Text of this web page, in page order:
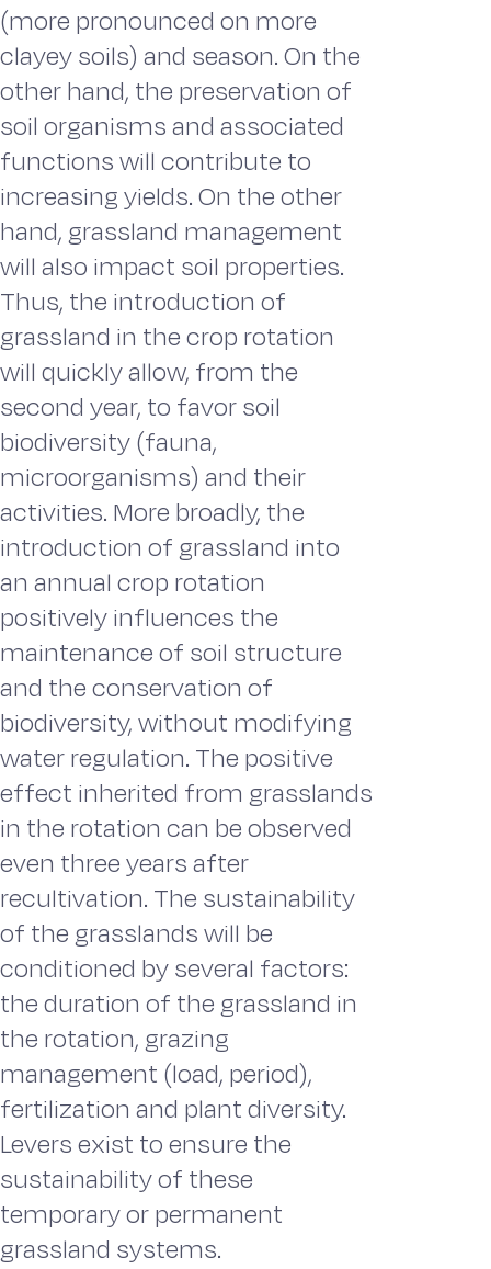
(more pronounced on more
clayey soils) and season. On the
other hand, the preservation of
soil organisms and associated
functions will contribute to
increasing yields. On the other
hand, grassland management
will also impact soil properties.
Thus, the introduction of
grassland in the crop rotation
will quickly allow, from the
second year, to favor soil
biodiversity (fauna,
microorganisms) and their
activities. More broadly, the
introduction of grassland into
an annual crop rotation
positively influences the
maintenance of soil structure
and the conservation of
biodiversity, without modifying
water regulation. The positive
effect inherited from grasslands
in the rotation can be observed
even three years after
recultivation. The sustainability
of the grasslands will be
conditioned by several factors:
the duration of the grassland in
the rotation, grazing
management (load, period),
fertilization and plant diversity.
Levers exist to ensure the
sustainability of these
temporary or permanent
grassland systems.